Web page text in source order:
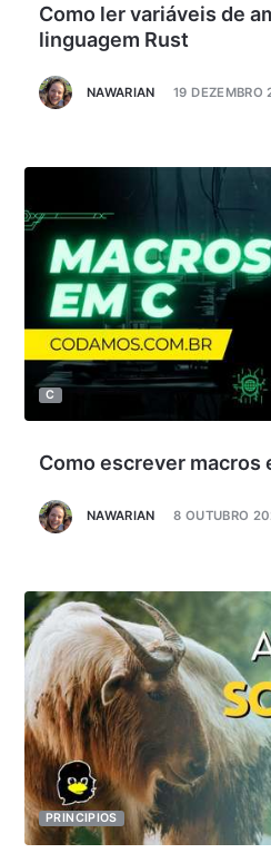
Como ler variáveis de
linguagem Rust
NAWARIAN 19 DEZEMBRO
Como escrever macros
NAWARIAN 8 OUTUBRO
C
PRINCIPIOS